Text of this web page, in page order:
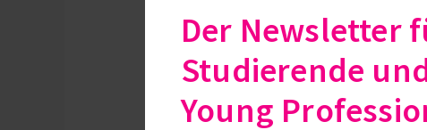
Natürliche
Für Frauen kann es
vorbei. Was du auf
Der Newsletter
Studierende
Young